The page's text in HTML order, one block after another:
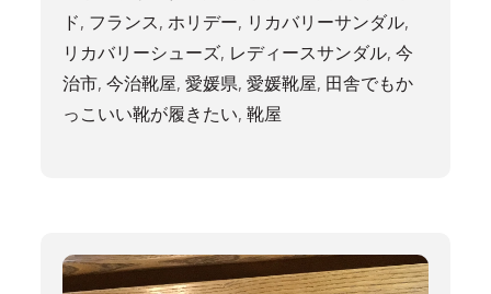
ド, フランス,ホリデー, リカバリーサンダル,
リカバリーシューズ, レディースサンダル,今
治市,今治靴屋,愛媛県,愛媛靴屋, 田舎でもか
っこいい靴が履きたい,靴屋